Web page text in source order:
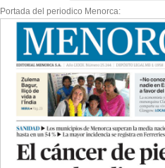
Portada del periodico Menorca: